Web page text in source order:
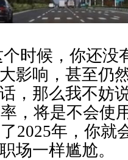
时候，你还没
影响，甚至仍
，那么我不妨
，将是不会使
2025年，你就
场一样尴尬。